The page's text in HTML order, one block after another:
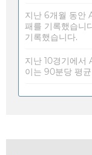
지난 6개월 동안
패를 기록했습니
기록했습니다.
지난 10경기에서
이는 90분당 평